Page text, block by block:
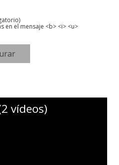
en el mensaje <b> <i> <u>
vídeos)